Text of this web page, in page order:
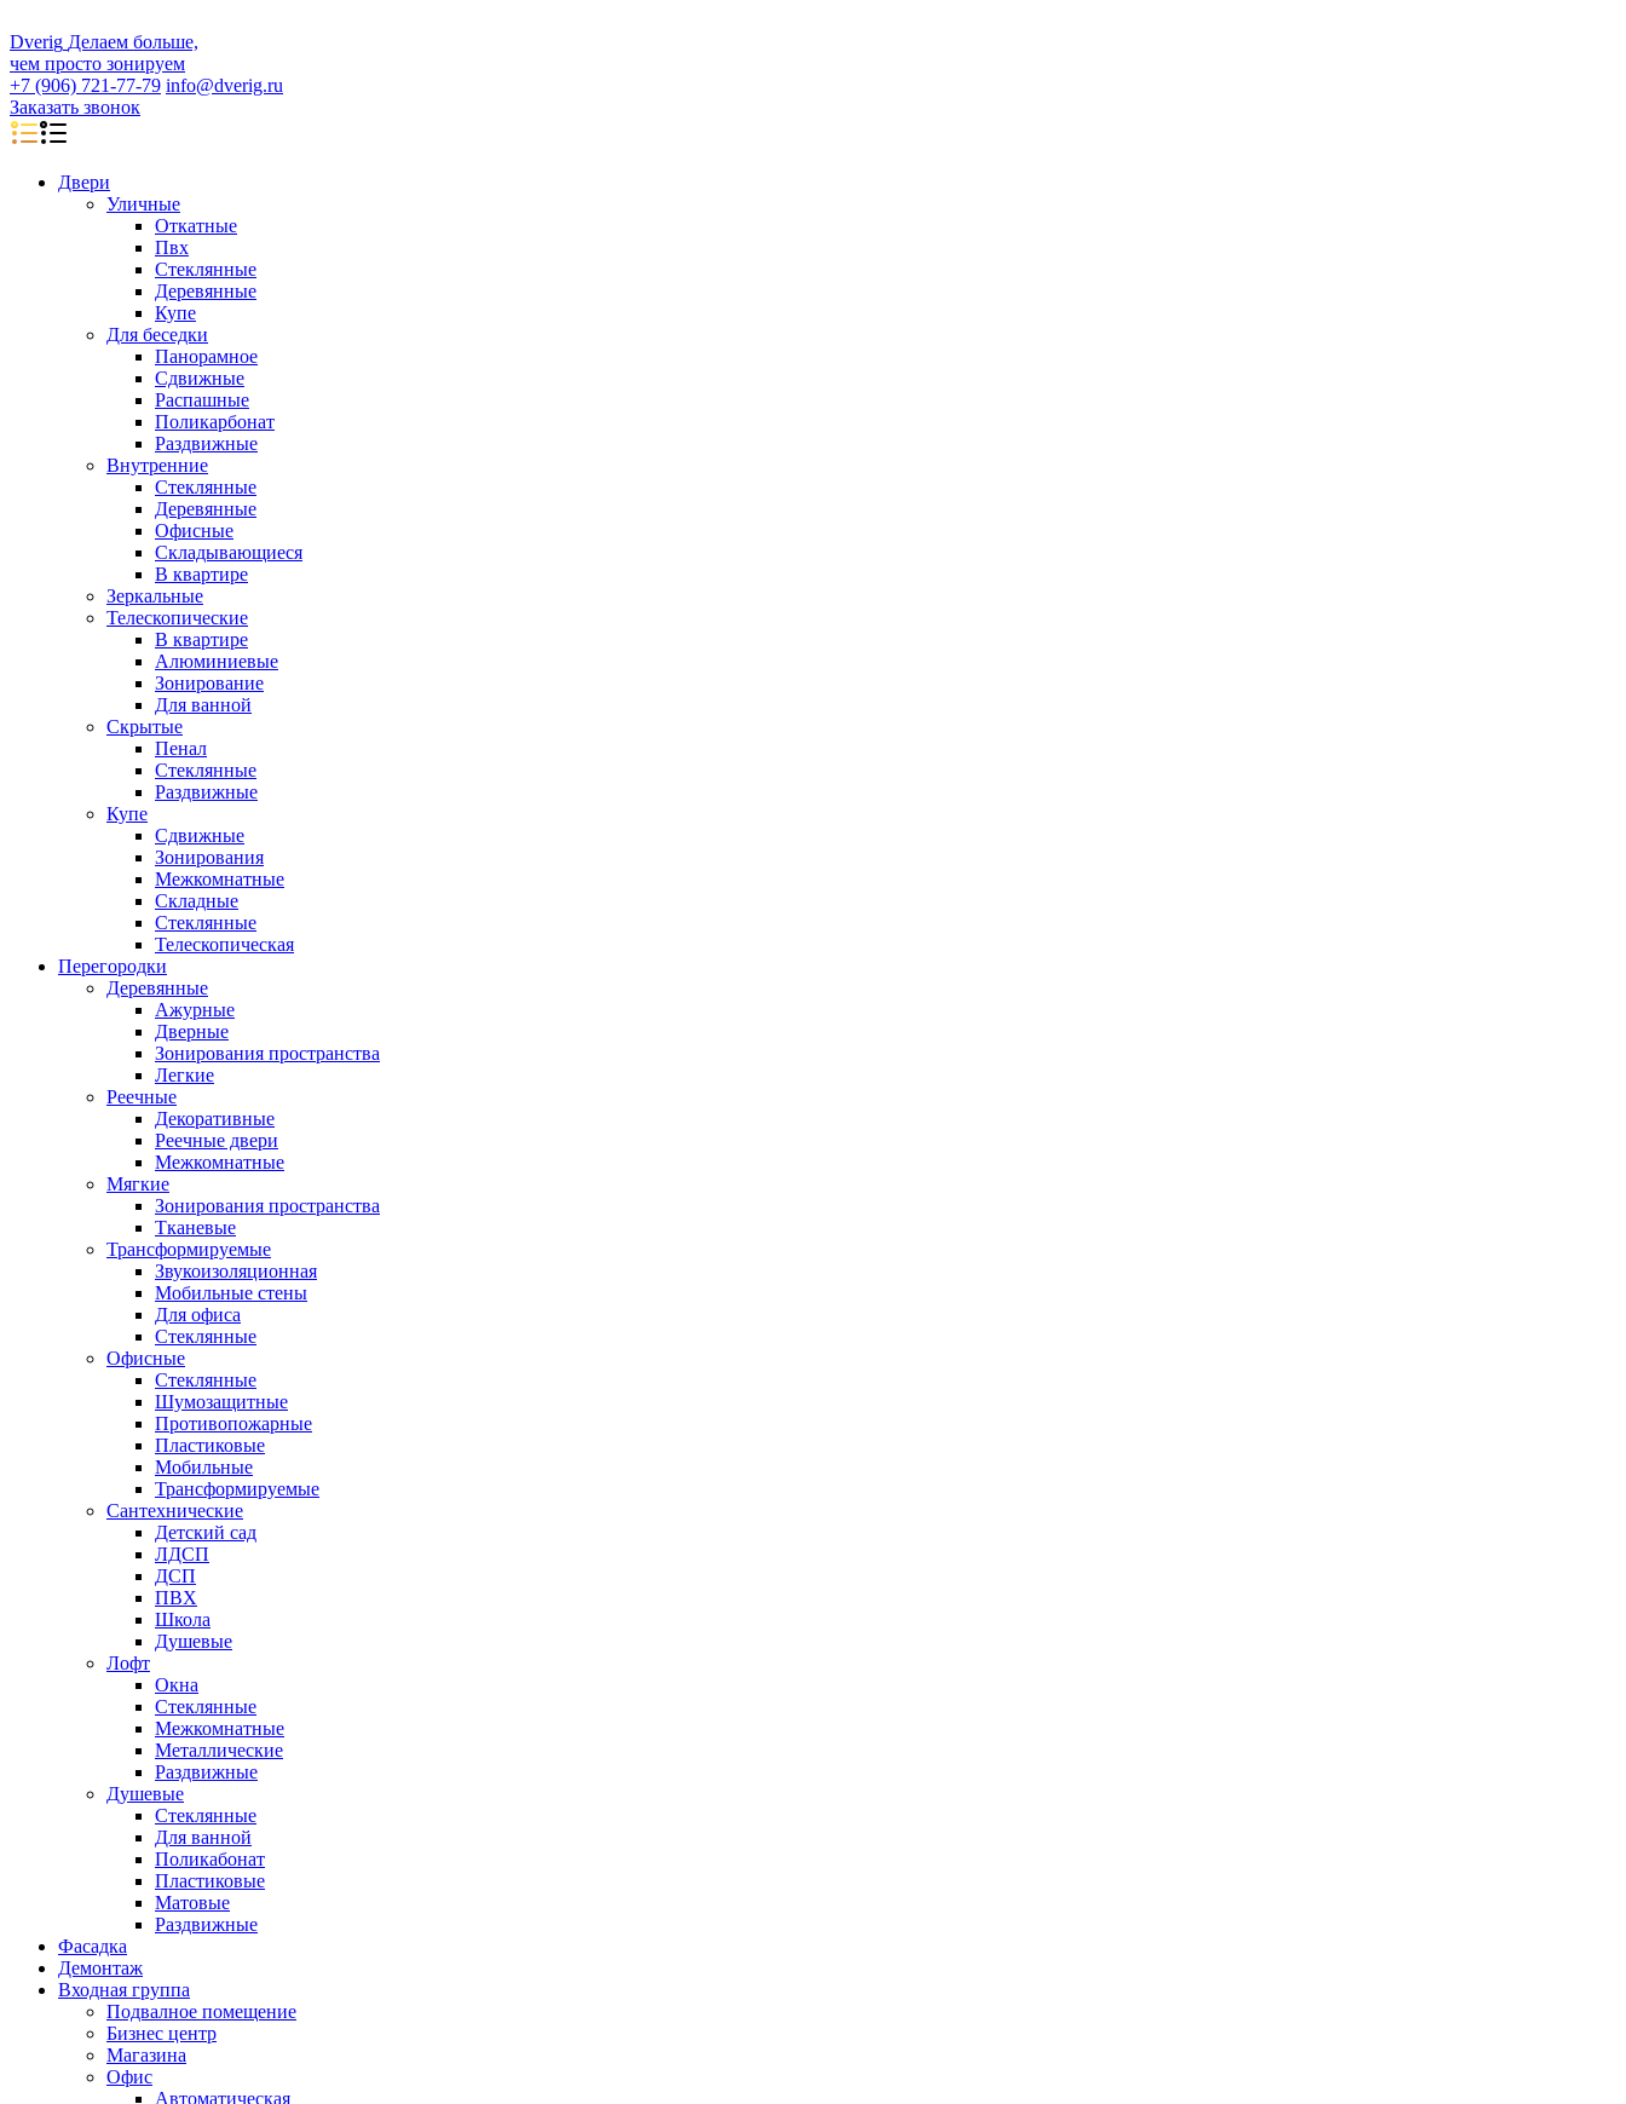
Dverig Делаем больше,
чем просто зонируем
+7 (906) 721-77-79 info@dverig.ru
Заказать звонок
Двери
Уличные
Откатные
Пвх
Стеклянные
Деревянные
Купе
Для беседки
Панорамное
Сдвижные
Распашные
Поликарбонат
Раздвижные
Внутренние
Стеклянные
Деревянные
Офисные
Складывающиеся
В квартире
Зеркальные
Телескопические
В квартире
Алюминиевые
Зонирование
Для ванной
Скрытые
Пенал
Стеклянные
Раздвижные
Купе
Сдвижные
Зонирования
Межкомнатные
Складные
Стеклянные
Телескопическая
Перегородки
Деревянные
Ажурные
Дверные
Зонирования пространства
Легкие
Реечные
Декоративные
Реечные двери
Межкомнатные
Мягкие
Зонирования пространства
Тканевые
Трансформируемые
Звукоизоляционная
Мобильные стены
Для офиса
Стеклянные
Офисные
Стеклянные
Шумозащитные
Противопожарные
Пластиковые
Мобильные
Трансформируемые
Сантехнические
Детский сад
ЛДСП
ДСП
ПВХ
Школа
Душевые
Лофт
Окна
Стеклянные
Межкомнатные
Металлические
Раздвижные
Душевые
Стеклянные
Для ванной
Поликабонат
Пластиковые
Матовые
Раздвижные
Фасадка
Демонтаж
Входная группа
Подвалное помещение
Бизнес центр
Магазина
Офис
Автоматическая